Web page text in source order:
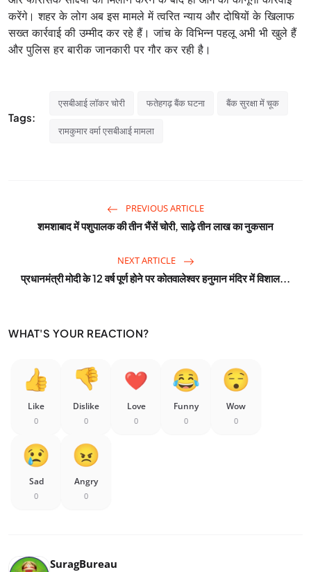
करेंगे। शहर के लोग अब इस मामले में त्वरित न्याय और दोषियों के खिलाफ
सख्त कार्रवाई की उम्मीद कर रहे हैं। जांच के विभिन्न पहलू अभी भी खुले हैं
और पुलिस हर बारीक जानकारी पर गौर कर रही है।
Tags:
एसबीआई लॉकर चोरी फतेहगढ़ बैंक घटना बैंक सुरक्षा में चूक
रामकुमार वर्मा एसबीआई मामला
PREVIOUS ARTICLE
शमशाबाद में पशुपालक की तीन भैंसें चोरी, साढ़े तीन लाख का नुकसान
NEXT ARTICLE
प्रधानमंत्री मोदी के 12 वर्ष पूर्ण होने पर कोतवालेश्वर हनुमान मंदिर में विशाल...
WHAT'S YOUR REACTION?
Like
0
Dislike
0
Love
0
Funny
0
Wow
0
Sad
0
Angry
0
SuragBureau